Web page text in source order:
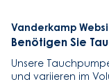
Vanderkamp
Benötigen Sie
Unsere
und variieren im